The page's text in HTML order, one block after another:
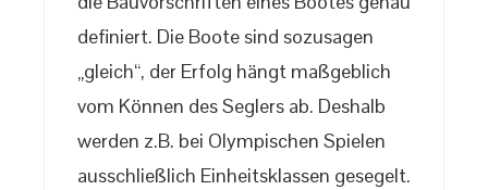
definiert. Die Boote sind sozusagen
„gleich“, der Erfolg hängt maßgeblich
vom Können des Seglers ab. Deshalb
werden z.B. bei Olympischen Spielen
ausschließlich Einheitsklassen gesegelt.